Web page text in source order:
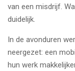
van een misdrijf.
duidelijk.
In de avonduren
neergezet: een
hun werk